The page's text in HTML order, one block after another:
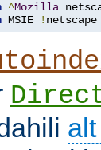
^Mozilla
MSIE ! netscape